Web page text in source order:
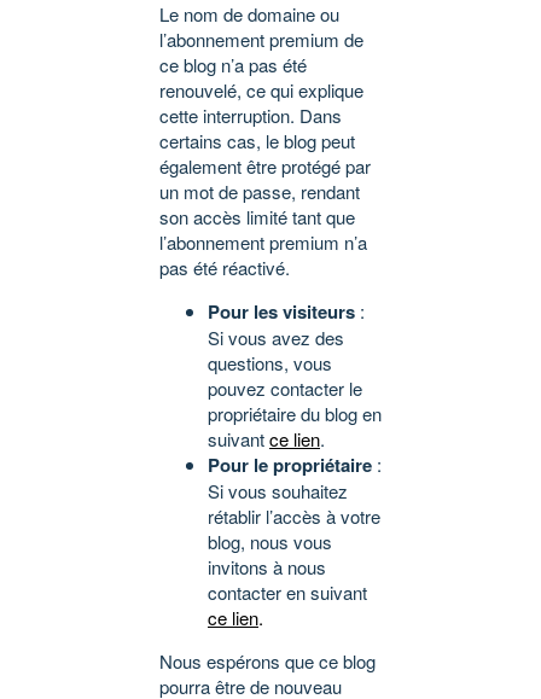
Le nom de domaine ou
l’abonnement premium de
ce blog n’a pas été
renouvelé, ce qui explique
cette interruption. Dans
certains cas, le blog peut
également être protégé par
un mot de passe, rendant
son accès limité tant que
l’abonnement premium n’a
pas été réactivé.
Pour les visiteurs :
Si vous avez des
questions, vous
pouvez contacter le
propriétaire du blog en
suivantce lien.
Pour le propriétaire :
Si vous souhaitez
rétablir l’accès à votre
blog, nous vous
invitons à nous
contacter en suivant
ce lien.
Nous espérons que ce blog
pourra être de nouveau